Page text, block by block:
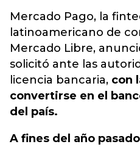
Mercado Pago, la
latinoamericano de
Mercado Libre,
solicitó ante las
licencia bancaria, con
convertirse en el
del país.
A fines del año